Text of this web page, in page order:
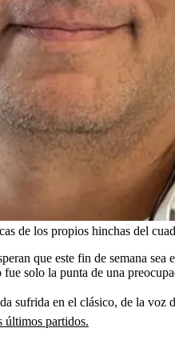
de los propios hinchas del
que este fin de semana
solo la punta de una
sufrida en el clásico, de la
últimos partidos.